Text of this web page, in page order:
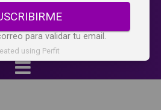
para validar tu email.
using Perfit